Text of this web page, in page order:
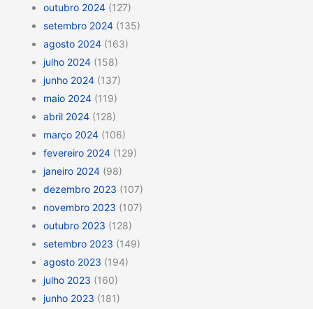
outubro 2024 (127)
setembro 2024 (135)
agosto 2024 (163)
julho 2024 (158)
junho 2024 (137)
maio 2024 (119)
abril 2024 (128)
março 2024 (106)
fevereiro 2024 (129)
janeiro 2024 (98)
dezembro 2023 (107)
novembro 2023 (107)
outubro 2023 (128)
setembro 2023 (149)
agosto 2023 (194)
julho 2023 (160)
junho 2023 (181)